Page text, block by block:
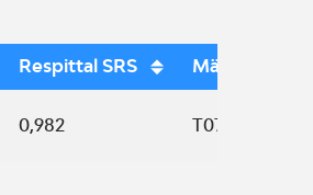
Respittal SRS Mätbrev
0,982 T0721